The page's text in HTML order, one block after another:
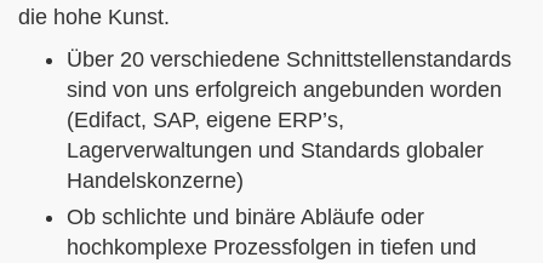
die hohe Kunst.
Über 20 verschiedene Schnittstellenstandards
sind von uns erfolgreich angebunden worden
(Edifact, SAP, eigene ERP’s,
Lagerverwaltungen und Standards globaler
Handelskonzerne)
Ob schlichte und binäre Abläufe oder
hochkomplexe Prozessfolgen in tiefen und